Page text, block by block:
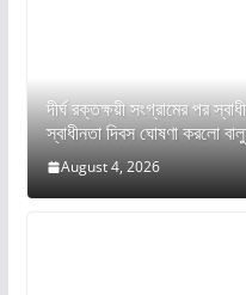
দীর্ঘ রক্তক্ষয়ী সংগ্রামের পর
স্বাধীনতা দিবস ঘোষণা করলো
August 4, 2026